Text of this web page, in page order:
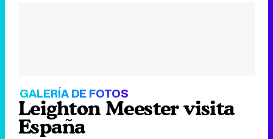
GALERÍA DE FOTOS
Leighton Meester visita
España